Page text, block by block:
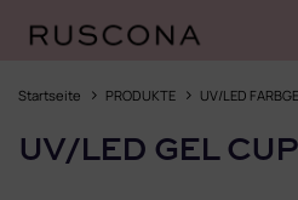
InhaltStartseite PRODUKTE UV/LED
UV/LED GEL